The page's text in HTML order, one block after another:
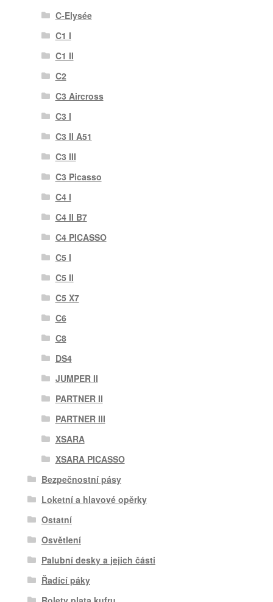
C-Elysée
C1 I
C1 II
C2
C3 Aircross
C3 I
C3 II A51
C3 III
C3 Picasso
C4 I
C4 II B7
C4 PICASSO
C5 I
C5 II
C5 X7
C6
C8
DS4
JUMPER II
PARTNER II
PARTNER III
XSARA
XSARA PICASSO
Bezpečnostní pásy
Loketní a hlavové opěrky
Ostatní
Osvětlení
Palubní desky a jejich části
Řadící páky